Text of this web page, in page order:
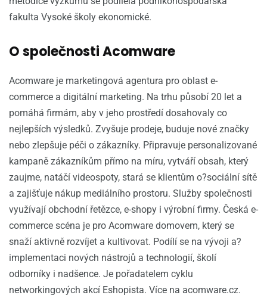
fakulta Vysoké školy ekonomické.
O společnosti Acomware
Acomware je marketingová agentura pro oblast e-
commerce a digitální marketing. Na trhu působí 20 let a
pomáhá firmám, aby v jeho prostředí dosahovaly co
nejlepších výsledků. Zvyšuje prodeje, buduje nové značky
nebo zlepšuje péči o zákazníky. Připravuje personalizované
kampaně zákazníkům přímo na míru, vytváří obsah, který
zaujme, natáčí videospoty, stará se klientům o?sociální sítě
a zajišťuje nákup mediálního prostoru. Služby společnosti
využívají obchodní řetězce, e-shopy i výrobní firmy. Česká e-
commerce scéna je pro Acomware domovem, který se
snaží aktivně rozvíjet a kultivovat. Podílí se na vývoji a?
implementaci nových nástrojů a technologií, školí
odborníky i nadšence. Je pořadatelem cyklu
networkingových akcí Eshopista. Více na acomware.cz.